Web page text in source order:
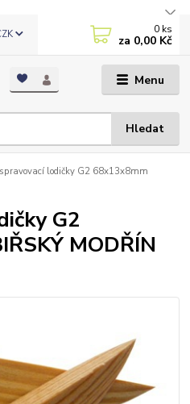
Menu
Hledat
0 ks
za 0,00 Kč
lodičky G2 68x13x8mm
G2
MODŘÍN